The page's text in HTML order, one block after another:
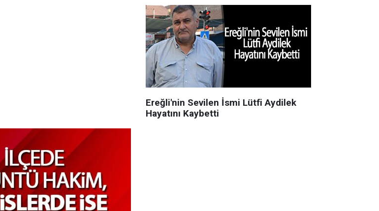
Ereğli'nin Sevilen İsmi Lütfi Aydilek
Hayatını Kaybetti